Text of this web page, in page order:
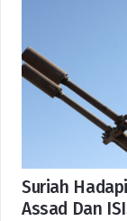
Suriah
Assad Dan